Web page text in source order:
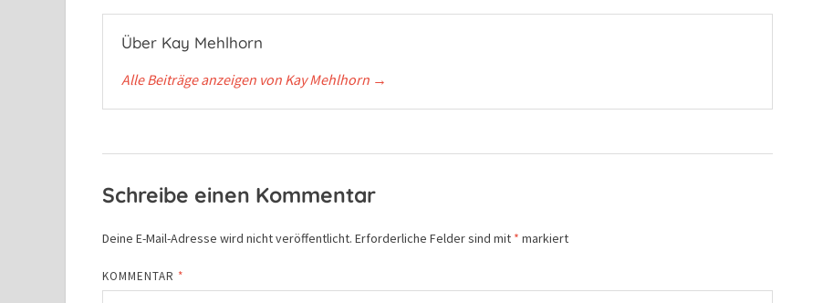
Über Kay Mehlhorn
Alle Beiträge anzeigen von Kay Mehlhorn →
Schreibe einen Kommentar
Deine E-Mail-Adresse wird nicht veröffentlicht. Erforderliche Felder sind mit * markiert
KOMMENTAR *